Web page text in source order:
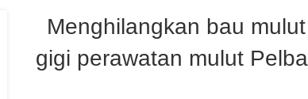
Menghilangkan bau
gigi perawatan mulut